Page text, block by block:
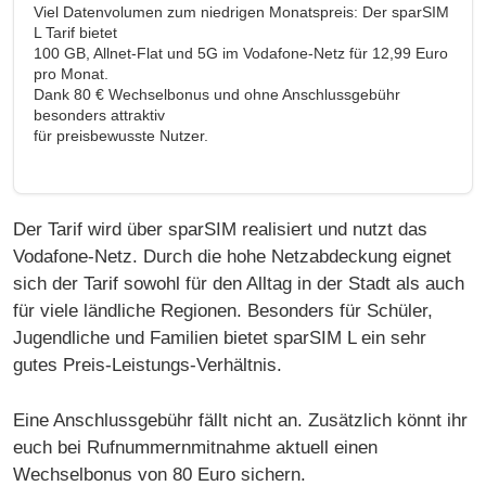
Viel Datenvolumen zum niedrigen Monatspreis: Der sparSIM
L Tarif bietet
100 GB, Allnet-Flat und 5G im Vodafone-Netz für 12,99 Euro
pro Monat.
Dank 80 € Wechselbonus und ohne Anschlussgebühr
besonders attraktiv
für preisbewusste Nutzer.
Der Tarif wird über sparSIM realisiert und nutzt das
Vodafone-Netz. Durch die hohe Netzabdeckung eignet
sich der Tarif sowohl für den Alltag in der Stadt als auch
für viele ländliche Regionen. Besonders für Schüler,
Jugendliche und Familien bietet sparSIM L ein sehr
gutes Preis-Leistungs-Verhältnis.
Eine Anschlussgebühr fällt nicht an. Zusätzlich könnt ihr
euch bei Rufnummernmitnahme aktuell einen
Wechselbonus von 80 Euro sichern.